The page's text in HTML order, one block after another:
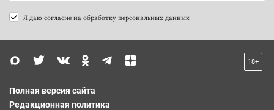
Я даю согласие на обработку персональных данных
18+
Полная версия сайта
Редакционная политика